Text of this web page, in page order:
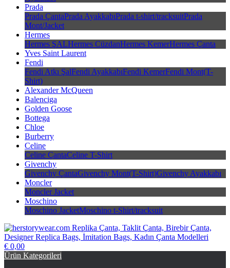
Prada
Prada ÇantaPrada AyakkabıPrada t-shirt/tracksuitPrada
Mont/Jacket
Hermes
Hermes ŞALHermes CüzdanHermes KemerHermes Çanta
Yves Saint Laurent
Fendi
Fendi Atkı ŞalFendi AyakkabıFendi KemerFendi Mont(T-
Shirt)
Alexander McQueen
Balenciga
Golden Goose
Bottega
Chloe
Burberry
Celine
Celine ÇantaCeline T-Shirt
Givenchy
Givenchy ÇantaGivenchy Mont(T-Shirt)Givenchy Ayakkabı
Moncler
Moncler Jacket
Moschino
Moschino JacketMoschino t-Shirt/tracksuit
herstorywear.com Replika Çanta, Taklit Çanta, Birebir Çanta,
€ 0,00
Ürün Kategorileri